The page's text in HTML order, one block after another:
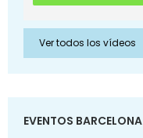
Ver todos los vídeos
EVENTOS BARCELONA